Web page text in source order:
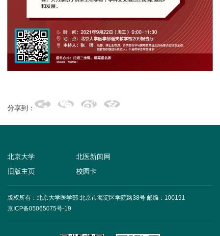
+
+
分享到：
北京大学
北医新闻网
旧版主页
校园卡
版权所有：北京大学医学部 北京市海淀区学院路38号 邮编：100191
京ICP备05065075号-19